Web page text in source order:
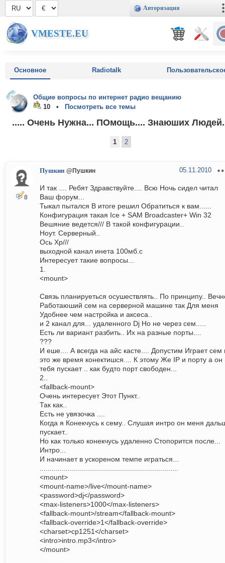
Авторизация
VMESTE.EU
Основное Radiotalk
Общие вопросы по интернет радио вещанию
10 •
Посмотреть все темы
..... Очень Нужна... ПОмощь.... Знаюших
1 2
8
Пушкин @Пушкин 05.11.2010
И так .... Ребят Здравствуйте.... Всю Ночь сидел читал
Ваш форум...
Тыкал пытался В итоге решил Обратиться к вам......
Конфигурация такая Ice + SAM Broadcaster+ Win 32
Вешяние ведется/// В такой конфигурации..
Ноут. Серверный..
Ось Xp///
выходной канал инета 100мб.с
Интересует такие вопросы...
1.
<mount>
Связь планируеться осушествлять.. По принципу..
Работаюший сем на серверной машине так Для меня
Удобнее чем настройка и аксеса..
и 2 канал для... удаленного Dj Но не через сем.....
Есть ли вариант разбить.. Их на разные порты....
???
И еше.... А всегда на айс касте.... Допустим Играет сем
это же время конектишся.... К этому Же IP и порту а он
тебя пускает .. как будто порт свободен...
2..
<fallback-mount>
Очень интересует Этот Пункт..
Так как..
Есть не увязочка ....
Когда я Конекчусь к сему.. Слушая интро он меня
пускает..
Но как только конекчусь удаленно Стопорится после...
Интро...
И начинает в ускореном темпе играться...
<mount>
<mount-name>/live</mount-name>
<password>dj</password>
<max-listeners>1000</max-listeners>
<fallback-mount>/stream</fallback-mount>
<fallback-override>1</fallback-override>
<charset>cp1251</charset>
<intro>intro.mp3</intro>
</mount>